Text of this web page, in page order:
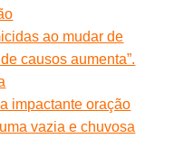
ao mudar de
causos aumenta”.
impactante oração
vazia e chuvosa